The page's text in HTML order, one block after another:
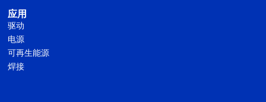
应用
驱动
电源
可再生能源
焊接